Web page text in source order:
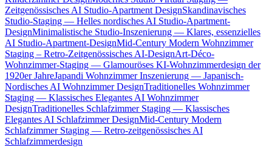
Zeitgenössisches AI Studio-Apartment DesignSkandinavisches
Studio-Staging — Helles nordisches AI Studio-Apartment-
DesignMinimalistische Studio-Inszenierung — Klares, essenzielles
AI Studio-Apartment-DesignMid-Century Modern Wohnzimmer
Staging – Retro-Zeitgenössisches AI-DesignArt-Déco-
Wohnzimmer-Staging — Glamouröses KI-Wohnzimmerdesign der
1920er JahreJapandi Wohnzimmer Inszenierung — Japanisch-
Nordisches AI Wohnzimmer DesignTraditionelles Wohnzimmer
Staging — Klassisches Elegantes AI Wohnzimmer
DesignTraditionelles Schlafzimmer Staging — Klassisches
Elegantes AI Schlafzimmer DesignMid-Century Modern
Schlafzimmer Staging — Retro-zeitgenössisches AI
Schlafzimmerdesign